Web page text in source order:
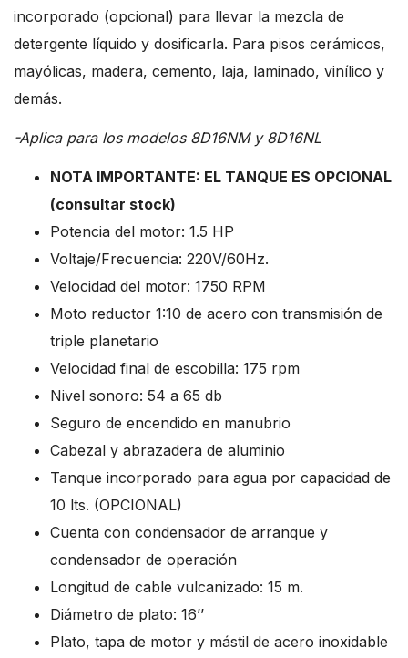
incorporado (opcional) para llevar la mezcla de
detergente líquido y dosificarla. Para pisos cerámicos,
mayólicas, madera, cemento, laja, laminado, vinílico y
demás.
-Aplica para los modelos 8D16NM y 8D16NL
NOTA IMPORTANTE: EL TANQUE ES OPCIONAL
(consultar stock)
Potencia del motor: 1.5 HP
Voltaje/Frecuencia: 220V/60Hz.
Velocidad del motor: 1750 RPM
Moto reductor 1:10 de acero con transmisión de
triple planetario
Velocidad final de escobilla: 175 rpm
Nivel sonoro: 54 a 65 db
Seguro de encendido en manubrio
Cabezal y abrazadera de aluminio
Tanque incorporado para agua por capacidad de
10 lts. (OPCIONAL)
Cuenta con condensador de arranque y
condensador de operación
Longitud de cable vulcanizado: 15 m.
Diámetro de plato: 16’’
Plato, tapa de motor y mástil de acero inoxidable